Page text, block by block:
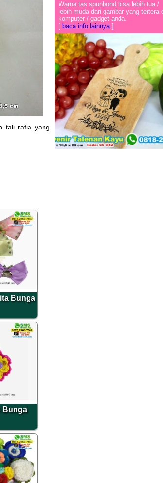
tali rafia yang
Bunga
Bunga
Warna tas spunbond bisa lebih tua /
lebih muda dari gambar yang tertera
komputer / gadget anda.
[ baca info lainnya]